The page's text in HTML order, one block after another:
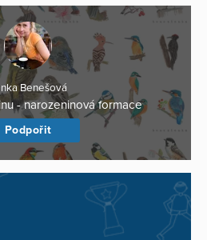
Benešová
- narozeninová formace
Podpořit